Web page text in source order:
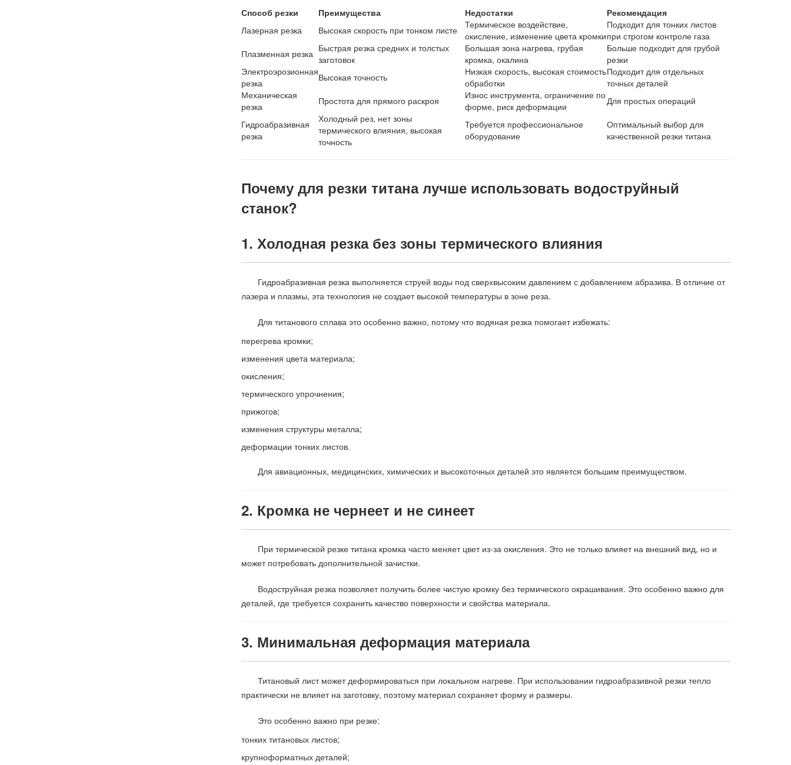
Способ резки Преимущества Недостатки
Рекомендация
Лазерная резка
Высокая скорость при тонком листе
Термическое воздействие,
окисление, изменение цвета кромки
Подходит для тонких листов
при строгом контроле газа
Плазменная резка Быстрая резка средних и толстых
заготовок
Большая зона нагрева, грубая
кромка, окалина
Больше подходит для грубой
резки
Электроэрозионная
резка
Высокая точность
Низкая скорость, высокая стоимость
обработки
Подходит для отдельных
точных деталей
Механическая
резка
Простота для прямого раскроя
Износ инструмента, ограничение по
форме, риск деформации
Для простых операций
Гидроабразивная
резка
Холодный рез, нет зоны
термического влияния, высокая
точность
Требуется профессиональное
оборудование
Оптимальный выбор для
качественной резки титана
Почему для резки титана лучше использовать водоструйный
станок?
1. Холодная резка без зоны термического влияния
Гидроабразивная резка выполняется струей воды под сверхвысоким давлением с добавлением абразива. В отличие от
лазера и плазмы, эта технология не создает высокой температуры в зоне реза.
Для титанового сплава это особенно важно, потому что водяная резка помогает избежать:
перегрева кромки;
изменения цвета материала;
окисления;
термического упрочнения;
прижогов;
изменения структуры металла;
деформации тонких листов.
Для авиационных, медицинских, химических и высокоточных деталей это является большим преимуществом.
2. Кромка не чернеет и не синеет
При термической резке титана кромка часто меняет цвет из-за окисления. Это не только влияет на внешний вид, но и
может потребовать дополнительной зачистки.
Водоструйная резка позволяет получить более чистую кромку без термического окрашивания. Это особенно важно для
деталей, где требуется сохранить качество поверхности и свойства материала.
3. Минимальная деформация материала
Титановый лист может деформироваться при локальном нагреве. При использовании гидроабразивной резки тепло
практически не влияет на заготовку, поэтому материал сохраняет форму и размеры.
Это особенно важно при резке:
тонких титановых листов;
крупноформатных деталей;